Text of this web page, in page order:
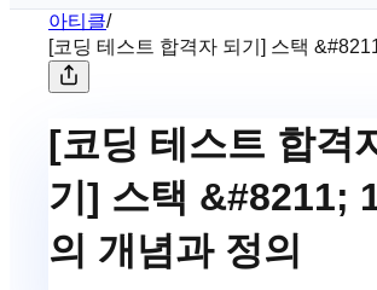
아티클/
[코딩 테스트 합격자 되기] 스택 &#8211; 1. 스택의
개념과 정의
[코딩 테스트 합격
기] 스택 &#8211;
의 개념과 정의